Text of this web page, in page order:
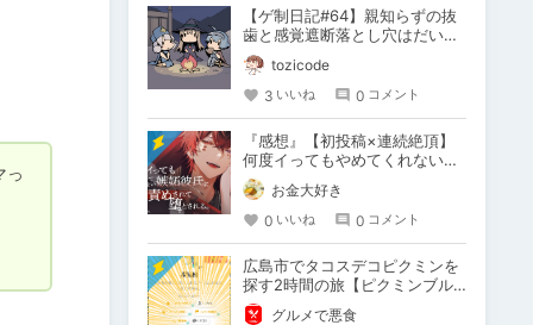
っ
【ゲ制日記#64】親知らずの抜
歯と感覚遮断落とし穴はだいた
い一緒
tozicode
3 いいね 0 コメント
『感想』【初投稿×連続絶頂】
何度イってもやめてくれない嫉
妬彼氏に激責めされて堕とされ
る。お金大好き
0 いいね 0 コメント
広島市でタコスデコピクミンを
探す2時間の旅【ピクミンブル
ーム / Pikmin Bloom】
グルメで悪食